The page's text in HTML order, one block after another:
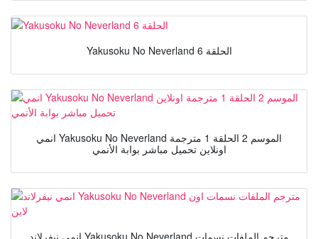
Yakusoku No Neverland الحلقة 6
انمي Yakusoku No Neverland الموسم 2 الحلقة 1 مترجمة
اونلاين تحميل مباشر بوابة الأنمي